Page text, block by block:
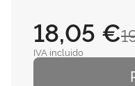
18,05 €
IVA incluido